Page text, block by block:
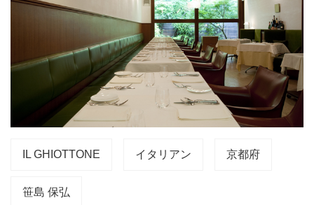
IL GHIOTTONE イタリアン 京都府
笹島 保弘